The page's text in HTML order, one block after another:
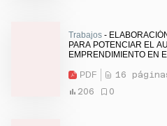
Trabajos -
PARA POTENCIAR EL
EMPRENDIMIENTO EN
PDF
16
206
0